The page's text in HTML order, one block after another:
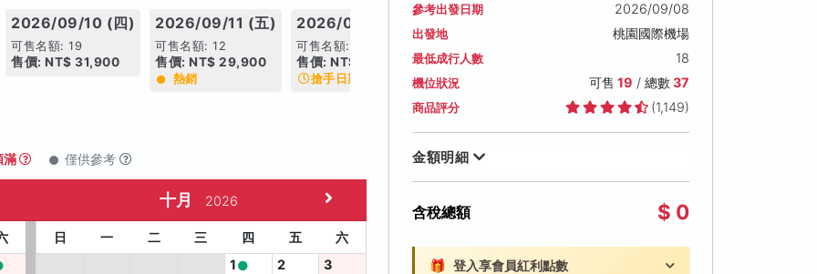
2026/09/10 (四)
可售名額: 19
售價: NT$ 31,900
2026/09/11 (五)
可售名額: 12
售價: NT$ 29,900
熱銷
2026/09/12 (六)
可售名額: 19
售價: NT$ 29,900
搶手日期
2026/09/13 (日)
售價: NT$ 28,900
2026/09/15 (二)
售價: NT$ 30,900
保證出發
滿 僅供參考
十月 2026
日 一 二 三 四 五
六
1
2 3
參考出發日期 2026/09/08
出發地 桃園國際機場
最低成行人數 18
機位狀況 可售 19 / 總數37
商品評分 (1,149)
金額明細
含稅總額 $ 0
🎁 登入享會員紅利點數